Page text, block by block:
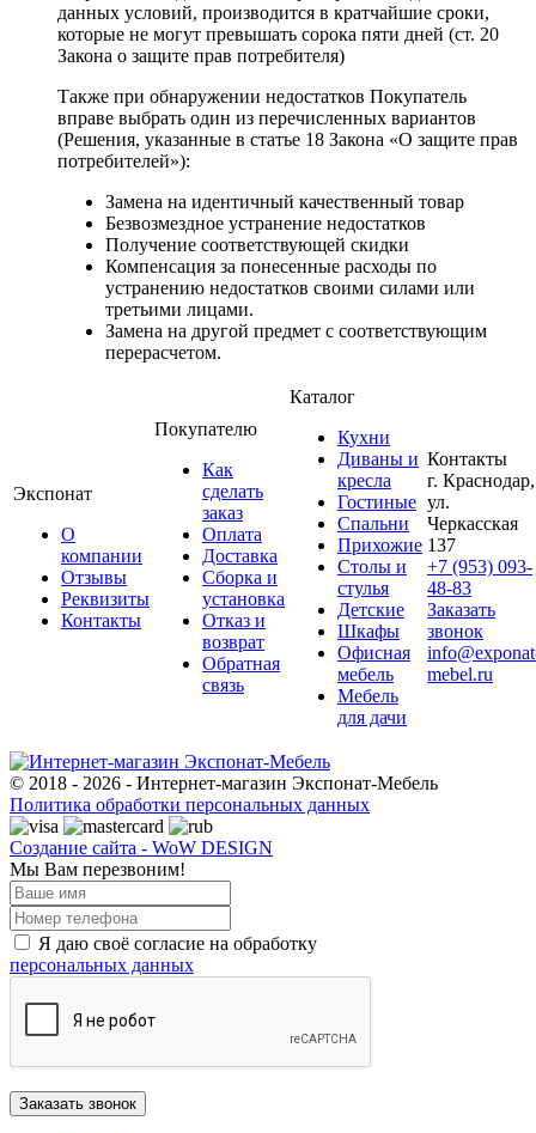
данных условий, производится в кратчайшие сроки,
которые не могут превышать сорока пяти дней (ст. 20
Закона о защите прав потребителя)
Также при обнаружении недостатков Покупатель
вправе выбрать один из перечисленных вариантов
(Решения, указанные в статье 18 Закона «О защите прав
потребителей»):
Замена на идентичный качественный товар
Безвозмездное устранение недостатков
Получение соответствующей скидки
Компенсация за понесенные расходы по
устранению недостатков своими силами или
третьими лицами.
Замена на другой предмет с соответствующим
перерасчетом.
Экспонат
О
компании
Отзывы
Реквизиты
Контакты
Покупателю
Как
сделать
заказ
Оплата
Доставка
Сборка и
установка
Отказ и
возврат
Обратная
связь
Каталог
Кухни
Диваны и
кресла
Гостиные
Спальни
Прихожие
Столы и
стулья
Детские
Шкафы
Офисная
мебель
Мебель
для дачи
Контакты
г. Краснодар,
ул.
Черкасская
137
+7 (953) 093-
48-83
Заказать
звонок
mebel.ru
© 2018 - 2026 - Интернет-магазин Экспонат-Мебель
Политика обработки персональных данных
Создание сайта - WoW DESIGN
Мы Вам перезвоним!
Я даю своё согласие на обработку
персональных данных